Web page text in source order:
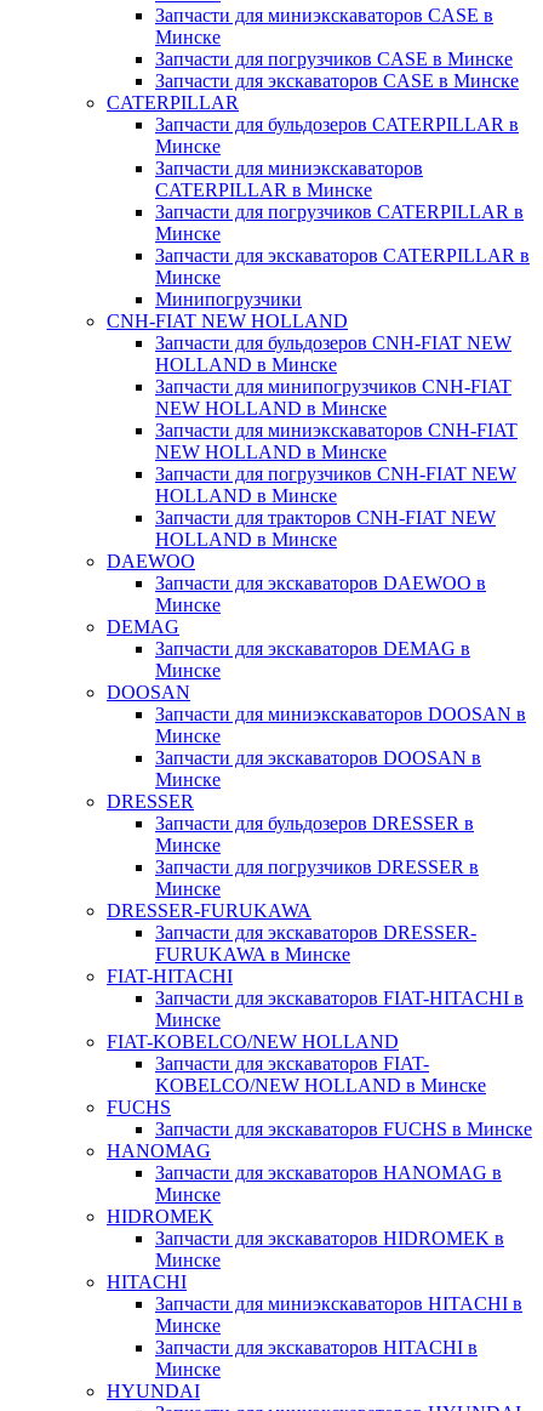
Запчасти для миниэкскаваторов CASE в
Минске
Запчасти для погрузчиков CASE в Минске
Запчасти для экскаваторов CASE в Минске
CATERPILLAR
Запчасти для бульдозеров CATERPILLAR в
Минске
Запчасти для миниэкскаваторов
CATERPILLAR в Минске
Запчасти для погрузчиков CATERPILLAR в
Минске
Запчасти для экскаваторов CATERPILLAR в
Минскe
Минипогрузчики
CNH-FIAT NEW HOLLAND
Запчасти для бульдозеров CNH-FIAT NEW
HOLLAND в Минске
Запчасти для минипогрузчиков CNH-FIAT
NEW HOLLAND в Минске
Запчасти для миниэкскаваторов CNH-FIAT
NEW HOLLAND в Минске
Запчасти для погрузчиков CNH-FIAT NEW
HOLLAND в Минске
Запчасти для тракторов CNH-FIAT NEW
HOLLAND в Минске
DAEWOO
Запчасти для экскаваторов DAEWOO в
Минске
DEMAG
Запчасти для экскаваторов DEMAG в
Минске
DOOSAN
Запчасти для миниэкскаваторов DOOSAN в
Минске
Запчасти для экскаваторов DOOSAN в
Минске
DRESSER
Запчасти для бульдозеров DRESSER в
Минске
Запчасти для погрузчиков DRESSER в
Минске
DRESSER-FURUKAWA
Запчасти для экскаваторов DRESSER-
FURUKAWA в Минске
FIAT-HITACHI
Запчасти для экскаваторов FIAT-HITACHI в
Минске
FIAT-KOBELCO/NEW HOLLAND
Запчасти для экскаваторов FIAT-
KOBELCO/NEW HOLLAND в Минске
FUCHS
Запчасти для экскаваторов FUCHS в Минске
HANOMAG
Запчасти для экскаваторов HANOMAG в
Минске
HIDROMEK
Запчасти для экскаваторов HIDROMEK в
Минске
HITACHI
Запчасти для миниэкскаваторов HITACHI в
Минске
Запчасти для экскаваторов HITACHI в
Минске
HYUNDAI